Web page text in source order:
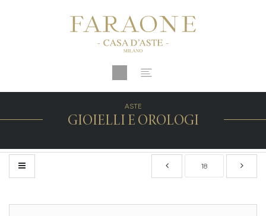
ASTE
GIOIELLI E OROLOGI